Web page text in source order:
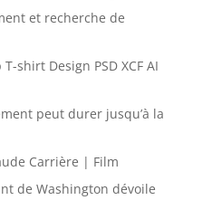
et recherche de
shirt Design PSD XCF AI
peut durer jusqu’à la
Carrière | Film
de Washington dévoile